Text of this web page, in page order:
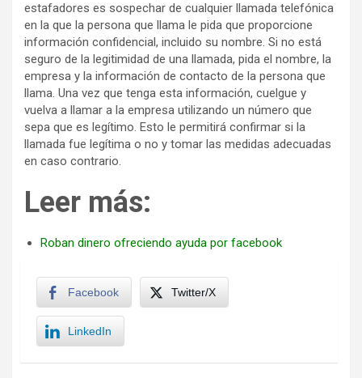
estafadores es sospechar de cualquier llamada telefónica
en la que la persona que llama le pida que proporcione
información confidencial, incluido su nombre. Si no está
seguro de la legitimidad de una llamada, pida el nombre, la
empresa y la información de contacto de la persona que
llama. Una vez que tenga esta información, cuelgue y
vuelva a llamar a la empresa utilizando un número que
sepa que es legítimo. Esto le permitirá confirmar si la
llamada fue legítima o no y tomar las medidas adecuadas
en caso contrario.
Leer más:
Roban dinero ofreciendo ayuda por facebook
Facebook Twitter/X
LinkedIn